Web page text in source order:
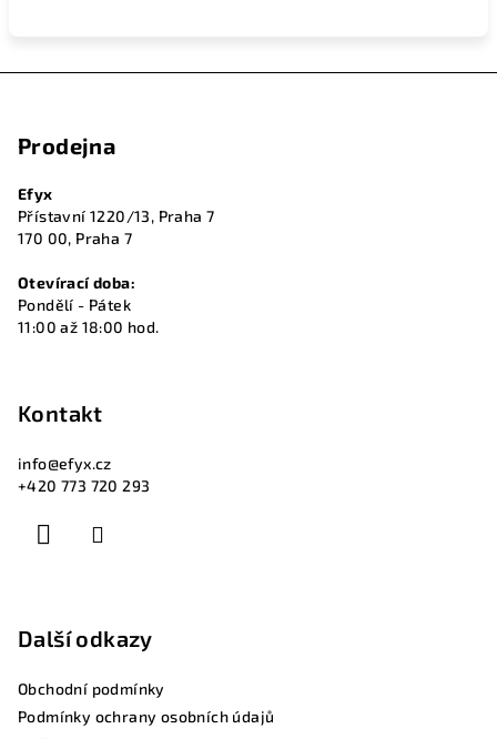
Prodejna
Efyx
Přístavní 1220/13, Praha 7
170 00, Praha 7
Otevírací doba:
Pondělí - Pátek
11:00 až 18:00 hod.
Kontakt
info@efyx.cz
+420 773 720 293
Další odkazy
Obchodní podmínky
Podmínky ochrany osobních údajů